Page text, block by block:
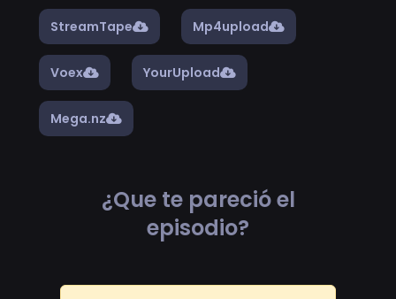
StreamTape Mp4upload
Voex YourUpload
Mega.nz
¿Que te pareció el
episodio?